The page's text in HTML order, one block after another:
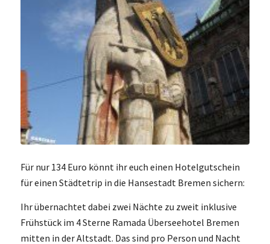
Für nur 134 Euro könnt ihr euch einen Hotelgutschein
für einen Städtetrip in die Hansestadt Bremen sichern:
Ihr übernachtet dabei zwei Nächte zu zweit inklusive
Frühstück im 4 Sterne Ramada Überseehotel Bremen
mitten in der Altstadt. Das sind pro Person und Nacht